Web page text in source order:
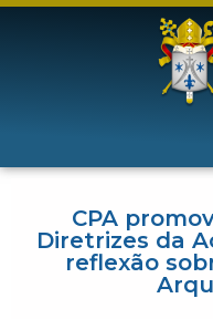
CPA
Diretrizes da
reflexão